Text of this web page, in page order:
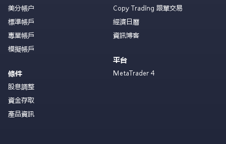
美分帳户
標準帳戶
專業帳戶
模擬帳戶
條件
股息調整
資金存取
產品資訊
Copy Trading 跟單交易
經濟日曆
資訊博客
平台
MetaTrader 4